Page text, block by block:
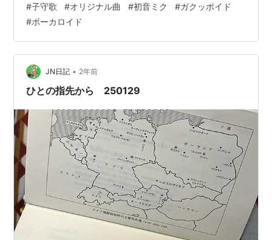
キナリです」と。 それがとても良い雰囲気だったので、
これを何とか編曲出来ないかと思ったのです。 それで出
来たのがこの作品なのですが、当時はこれを歌ってくれ
る歌手もいませんし、初音ミクもガクッポイドもありま
せんから、カノン風のこの曲を弦楽の音源で録音してプ
レゼントしたのです…
#子守歌 #オリジナル曲 #初音ミク #ガクッポイド
#ボーカロイド
JN日記 • 2年前
ひとの指先から 250129